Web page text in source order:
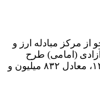
مرکز مبادله ارز و
(امامی) طرح
پیش‌فروش بانک مرکزی با سال ضرب ۱۳۸۶، معادل ۸۳۲ میلیون و